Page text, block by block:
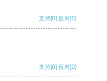
支持[0] 反对[0]
支持[0] 反对[0]